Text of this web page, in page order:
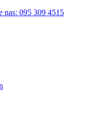
nas: 095 309 4515